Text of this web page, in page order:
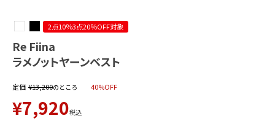
2点10％3点20％OFF対象
Re Fiina
ラメノットヤーンベスト
定価 ¥13,200のところ 40%OFF
¥7,920税込